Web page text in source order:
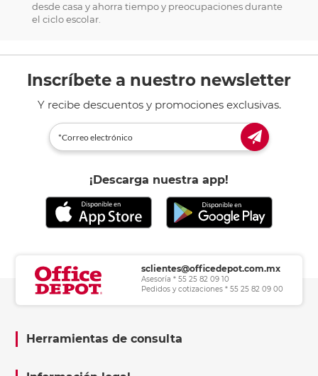
desde casa y ahorra tiempo y preocupaciones durante
el ciclo escolar.
Inscríbete a nuestro newsletter
Y recibe descuentos y promociones exclusivas.
¡Descarga nuestra app!
sclientes@officedepot.com.mx
Asesoría * 55 25 82 09 10
Pedidos y cotizaciones * 55 25 82 09 00
Herramientas de consulta